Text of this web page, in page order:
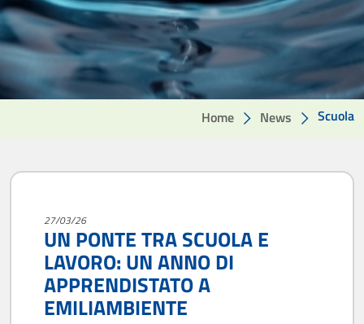
Home News Scuola
27/03/26
UN PONTE TRA SCUOLA E
LAVORO: UN ANNO DI
APPRENDISTATO A
EMILIAMBIENTE